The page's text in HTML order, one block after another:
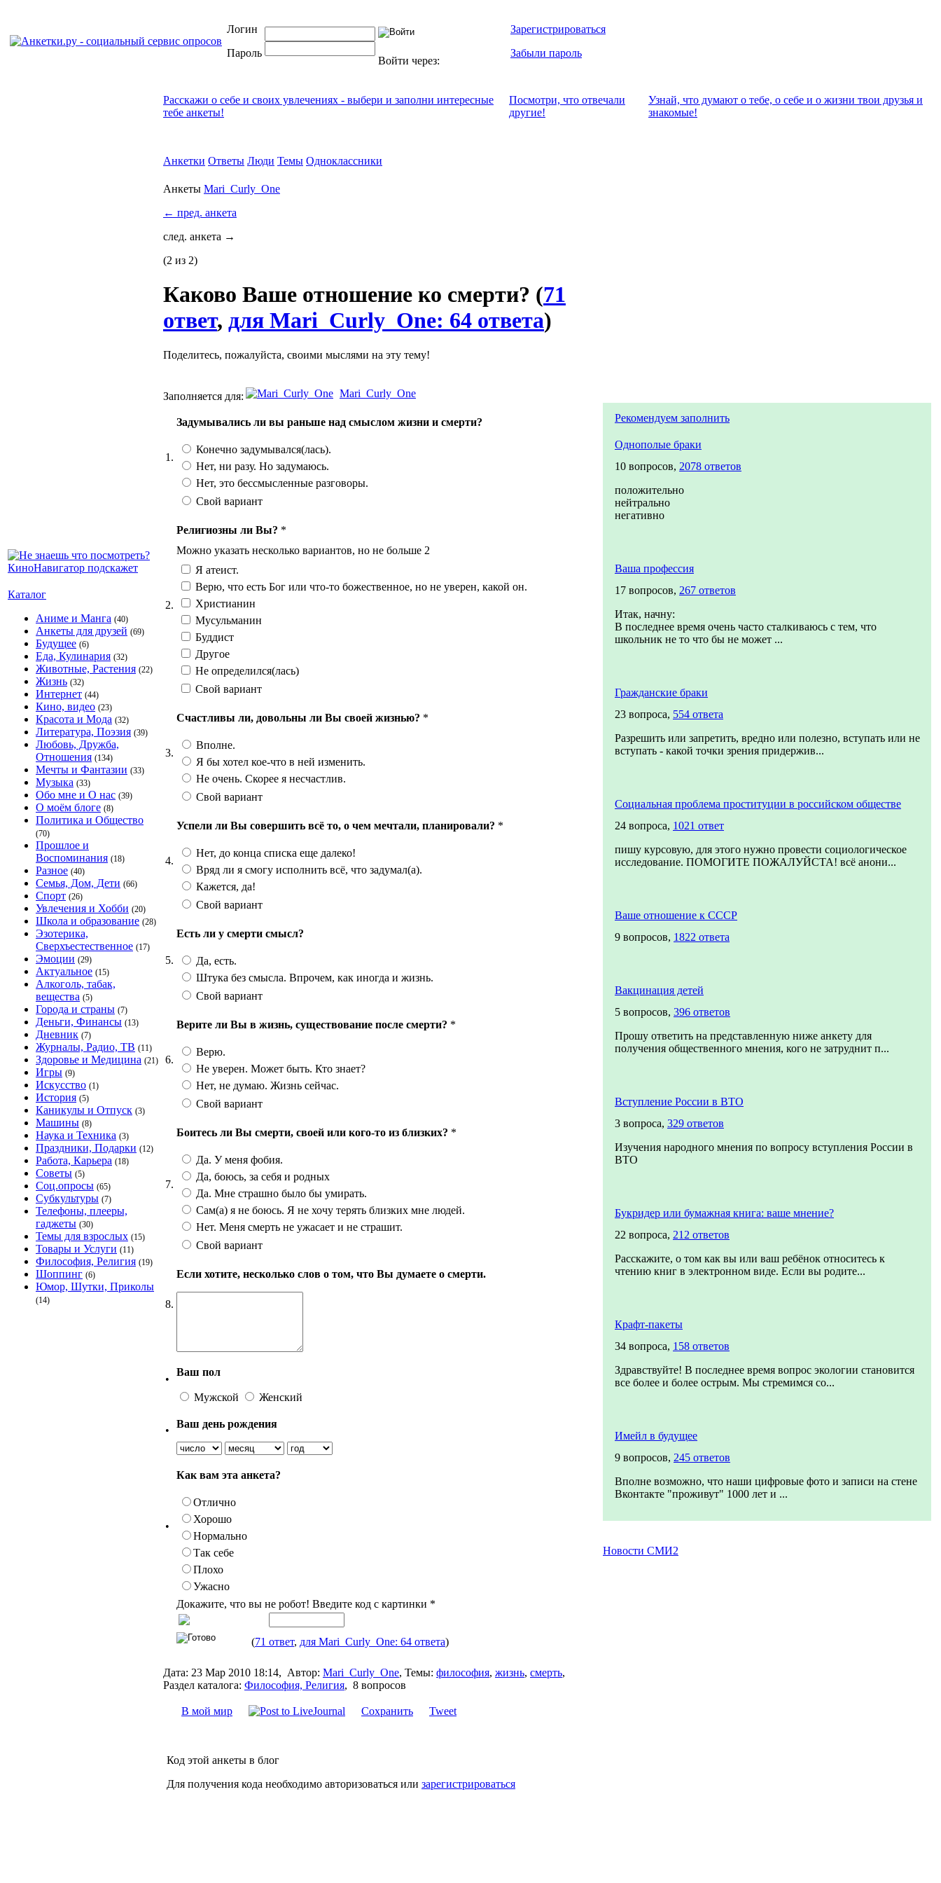
Логин
Пароль
Войти через:
Зарегистрироваться
Забыли пароль
Каталог
Аниме и Манга (40)
Анкеты для друзей (69)
Будущее (6)
Еда, Кулинария (32)
Животные, Растения (22)
Жизнь (32)
Интернет (44)
Кино, видео (23)
Красота и Мода (32)
Литература, Поэзия (39)
Любовь, Дружба,
Отношения (134)
Мечты и Фантазии (33)
Музыка (33)
Обо мне и О нас (39)
О моём блоге (8)
Политика и Общество
(70)
Прошлое и
Воспоминания (18)
Разное (40)
Семья, Дом, Дети (66)
Спорт (26)
Увлечения и Хобби (20)
Школа и образование (28)
Эзотерика,
Сверхъестественное (17)
Эмоции (29)
Актуальное (15)
Алкоголь, табак,
вещества (5)
Города и страны (7)
Деньги, Финансы (13)
Дневник (7)
Журналы, Радио, ТВ (11)
Здоровье и Медицина (21)
Игры (9)
Искусство (1)
История (5)
Каникулы и Отпуск (3)
Машины (8)
Наука и Техника (3)
Праздники, Подарки (12)
Работа, Карьера (18)
Советы (5)
Соц.опросы (65)
Субкультуры (7)
Телефоны, плееры,
гаджеты (30)
Темы для взрослых (15)
Товары и Услуги (11)
Философия, Религия (19)
Шоппинг (6)
Юмор, Шутки, Приколы
(14)
Расскажи о себе и своих увлечениях - выбери и заполни интересные
тебе анкеты!
Посмотри, что отвeчали
другие!
Узнай, что думают о тебе, о себе и о жизни твои друзья и
знакомые!
Анкетки Ответы Люди Темы Одноклассники
Анкеты Mari_Curly_One
← пред. анкета
след. анкета →
(2 из 2)
Каково Ваше отношение ко смерти? (71
ответ, для Mari_Curly_One: 64 ответа)
Поделитесь, пожалуйста, своими мыслями на эту тему!
Заполняется для: Mari_Curly_One
1.
Задумывались ли вы раньше над смыслом жизни и смерти?
Конечно задумывался(лась).
Нет, ни разу. Но задумаюсь.
Нет, это бессмысленные разговоры.
Свой вариант
2.
Религиозны ли Вы? *
Можно указать несколько вариантов, но не больше 2
Я атеист.
Верю, что есть Бог или что-то божественное, но не уверен, какой он.
Христианин
Мусульманин
Буддист
Другое
Не определился(лась)
Свой вариант
3.
Счастливы ли, довольны ли Вы своей жизнью? *
Вполне.
Я бы хотел кое-что в ней изменить.
Не очень. Скорее я несчастлив.
Свой вариант
4.
Успели ли Вы совершить всё то, о чем мечтали, планировали? *
Нет, до конца списка еще далеко!
Вряд ли я смогу исполнить всё, что задумал(а).
Кажется, да!
Свой вариант
5.
Есть ли у смерти смысл?
Да, есть.
Штука без смысла. Впрочем, как иногда и жизнь.
Свой вариант
6.
Верите ли Вы в жизнь, существование после смерти? *
Верю.
Не уверен. Может быть. Кто знает?
Нет, не думаю. Жизнь сейчас.
Свой вариант
7.
Боитесь ли Вы смерти, своей или кого-то из близких? *
Да. У меня фобия.
Да, боюсь, за себя и родных
Да. Мне страшно было бы умирать.
Сам(а) я не боюсь. Я не хочу терять близких мне людей.
Нет. Меня смерть не ужасает и не страшит.
Свой вариант
8.
Если хотите, несколько слов о том, что Вы думаете о смерти.
•
Ваш пол
Мужской Женский
•
Ваш день рождения
•
Как вам эта анкета?
Отлично
Хорошо
Нормально
Так себе
Плохо
Ужасно
Докажите, что вы не робот! Введите код с картинки *
(71 ответ, для Mari_Curly_One: 64 ответа)
Дата: 23 Мар 2010 18:14, Автор: Mari_Curly_One, Темы: философия, жизнь, смерть,
Раздел каталога: Философия, Религия, 8 вопросов
В мой мир Сохранить Tweet
Код этой анкеты в блог
Для получения кода необходимо авторизоваться или зарегистрироваться
Рекомендуем заполнить
Однополые браки
10 вопросов, 2078 ответов
положительно
нейтрально
негативно
Ваша профессия
17 вопросов, 267 ответов
Итак, начну:
В последнее время очень часто сталкиваюсь с тем, что
школьник не то что бы не может ...
Гражданские браки
23 вопроса, 554 ответа
Разрешить или запретить, вредно или полезно, вступать или не
вступать - какой точки зрения придержив...
Социальная проблема проституции в российском обществе
24 вопроса, 1021 ответ
пишу курсовую, для этого нужно провести социологическое
исследование. ПОМОГИТЕ ПОЖАЛУЙСТА! всё анони...
Ваше отношение к СССР
9 вопросов, 1822 ответа
Вакцинация детей
5 вопросов, 396 ответов
Прошу ответить на представленную ниже анкету для
получения общественного мнения, кого не затруднит п...
Вступление России в ВТО
3 вопроса, 329 ответов
Изучения народного мнения по вопросу вступления России в
ВТО
Букридер или бумажная книга: ваше мнение?
22 вопроса, 212 ответов
Расскажите, о том как вы или ваш ребёнок относитесь к
чтению книг в электронном виде. Если вы родите...
Крафт-пакеты
34 вопроса, 158 ответов
Здравствуйте! В последнее время вопрос экологии становится
все более и более острым. Мы стремимся со...
Имейл в будущее
9 вопросов, 245 ответов
Вполне возможно, что наши цифровые фото и записи на стене
Вконтакте "проживут" 1000 лет и ...
Новости СМИ2